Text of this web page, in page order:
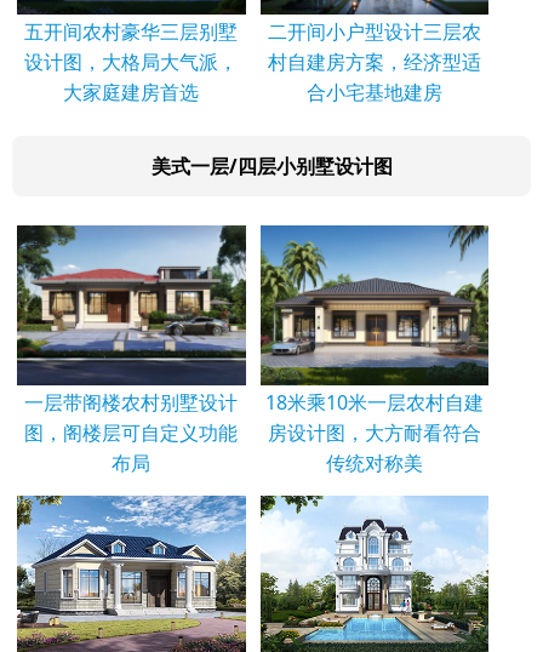
五开间农村豪华三层别墅
设计图，大格局大气派，
大家庭建房首选
二开间小户型设计三层农
村自建房方案，经济型适
合小宅基地建房
美式一层/四层小别墅设计图
一层带阁楼农村别墅设计
图，阁楼层可自定义功能
布局
18米乘10米一层农村自建
房设计图，大方耐看符合
传统对称美